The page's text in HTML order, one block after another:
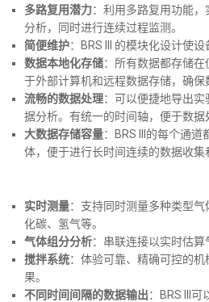
多路复用潜力：利用多路复用功能
分析，同时进行连续过程监测。
简便维护：BRS III 的模块化设计使
数据本地化存储：所有数据都存储
于外部计算机和远程数据存储，确保
流畅的数据处理：可以便捷地导出
据分析。有统一的时间轴，便于数据
大数据存储容量：BRS III的每个通
体，便于进行长时间连续的数据收集
实时测量：支持同时测量多种类型
化碳、氢气等。
气体组分分析：串联连接以实时估算
搅拌系统：体验可靠、精确可控的
果。
不同时间间隔的数据输出：BRS III